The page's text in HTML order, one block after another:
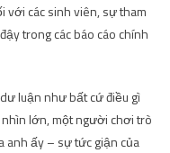
với các sinh viên, sự tham
trong các báo cáo chính
luận như bất cứ điều gì
lớn, một người chơi trò
anh ấy – sự tức giận của